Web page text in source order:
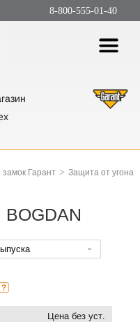
8-800-555-01-40
Гарант > Защита от угона
BOGDAN
Цена без уст.